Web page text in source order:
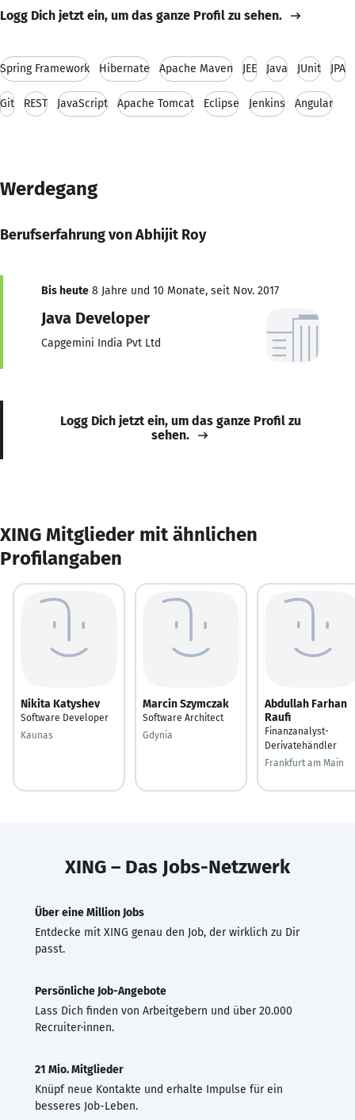
Logg Dich jetzt ein, um das ganze Profil zu sehen.
Spring Framework Hibernate Apache Maven JEE Java JUnit JPA
Git REST JavaScript Apache Tomcat Eclipse Jenkins Angular
Werdegang
Berufserfahrung von Abhijit Roy
Bis heute 8 Jahre und 10 Monate, seit Nov. 2017
Java Developer
Capgemini India Pvt Ltd
Logg Dich jetzt ein, um das ganze Profil zu
sehen.
XING Mitglieder mit ähnlichen
Profilangaben
Nikita Katyshev
Software Developer
Kaunas
Marcin Szymczak
Software Architect
Gdynia
Abdullah Farhan
Raufi
Finanzanalyst-
Derivatehändler
Frankfurt am Main
XING – Das Jobs-Netzwerk
Über eine Million Jobs
Entdecke mit XING genau den Job, der wirklich zu Dir
passt.
Persönliche Job-Angebote
Lass Dich finden von Arbeitgebern und über 20.000
Recruiter·innen.
21 Mio. Mitglieder
Knüpf neue Kontakte und erhalte Impulse für ein
besseres Job-Leben.